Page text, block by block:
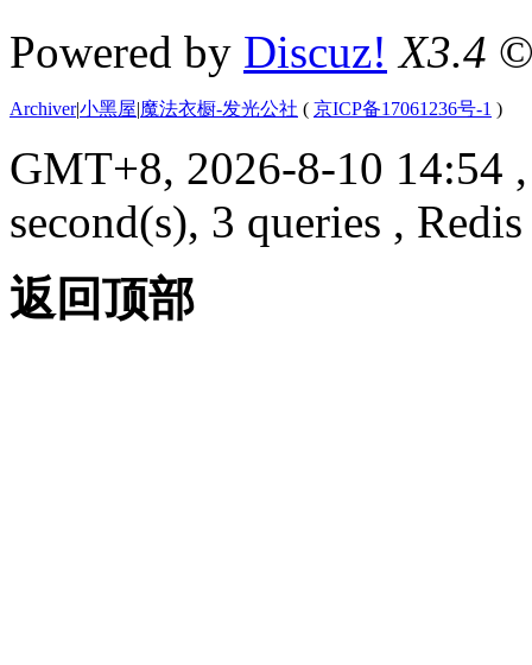
Powered by Discuz! X3.4
Archiver|小黑屋|魔法衣橱-发光公社 ( 京ICP备17061236号-1 )
GMT+8, 2026-8-10 14:54
second(s), 3 queries ,
返回顶部